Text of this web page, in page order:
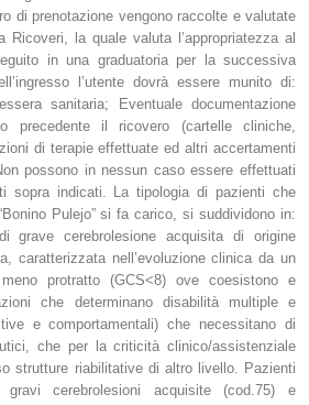
di prenotazione vengono raccolte e valutate
Ricoveri, la quale valuta l’appropriatezza al
in una graduatoria per la successiva
l’utente dovrà essere munito di:
sanitaria; Eventuale documentazione
precedente il ricovero (cartelle cliniche,
di terapie effettuate ed altri accertamenti
possono in nessun caso essere effettuati
sopra indicati. La tipologia di pazienti che
Pulejo” si fa carico, si suddividono in:
grave cerebrolesione acquisita di origine
caratterizzata nell’evoluzione clinica da un
protratto (GCS<8) ove coesistono e
che determinano disabilità multiple e
e comportamentali) che necessitano di
che per la criticità clinico/assistenziale
strutture riabilitative di altro livello. Pazienti
cerebrolesioni acquisite (cod.75) e